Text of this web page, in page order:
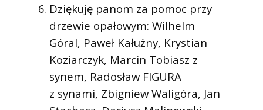
Dziękuję panom za pomoc przy
drzewie opałowym: Wilhelm
Góral, Paweł Kałużny, Krystian
Koziarczyk, Marcin Tobiasz z
synem, Radosław FIGURA
z synami, Zbigniew Waligóra, Jan